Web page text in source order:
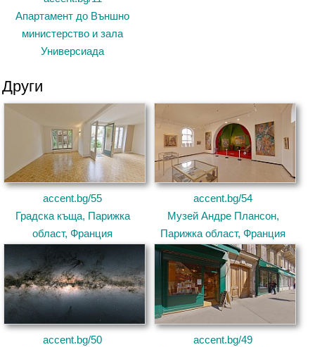
Апартамент до Външно
министерство и зала
Универсиада
Други
accent.bg/55
Градска къща, Парижка
област, Франция
accent.bg/54
Музей Андре Плансон,
Парижка област, Франция
accent.bg/50
accent.bg/49